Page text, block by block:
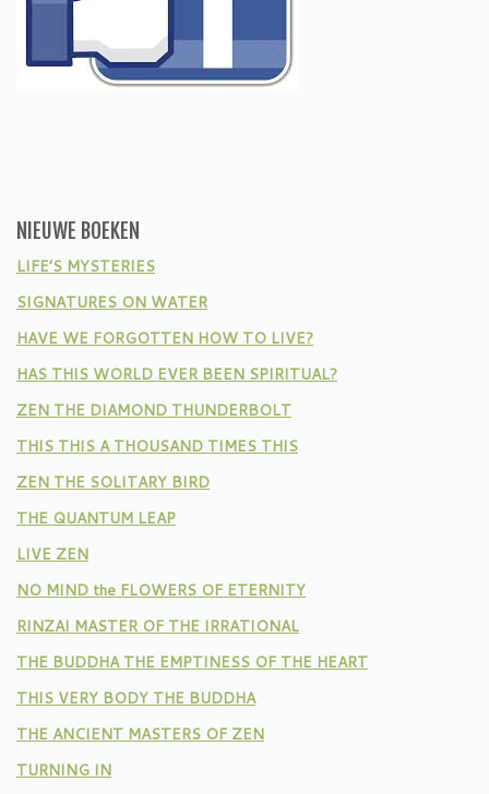
NIEUWE BOEKEN
LIFE’S MYSTERIES
SIGNATURES ON WATER
HAVE WE FORGOTTEN HOW TO LIVE?
HAS THIS WORLD EVER BEEN SPIRITUAL?
ZEN THE DIAMOND THUNDERBOLT
THIS THIS A THOUSAND TIMES THIS
ZEN THE SOLITARY BIRD
THE QUANTUM LEAP
LIVE ZEN
NO MIND the FLOWERS OF ETERNITY
RINZAI MASTER OF THE IRRATIONAL
THE BUDDHA THE EMPTINESS OF THE HEART
THIS VERY BODY THE BUDDHA
THE ANCIENT MASTERS OF ZEN
TURNING IN